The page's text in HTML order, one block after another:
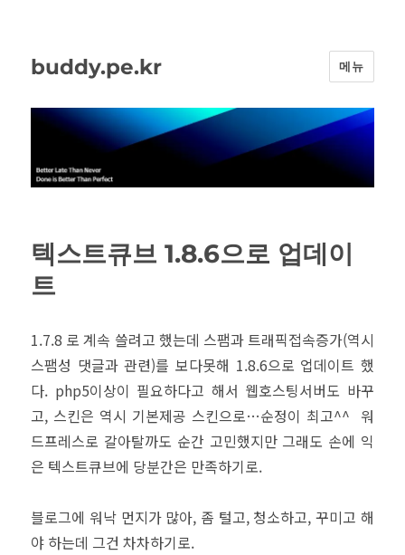
buddy.pe.kr 메뉴
텍스트큐브 1.8.6으로 업데이
트
1.7.8 로 계속 쓸려고 했는데 스팸과 트래픽접속증가(역시
스팸성 댓글과 관련)를 보다못해 1.8.6으로 업데이트 했
다. php5이상이 필요하다고 해서 웹호스팅서버도 바꾸
고, 스킨은 역시 기본제공 스킨으로…순정이 최고^^ 워
드프레스로 갈아탈까도 순간 고민했지만 그래도 손에 익
은 텍스트큐브에 당분간은 만족하기로.
블로그에 워낙 먼지가 많아, 좀 털고, 청소하고, 꾸미고 해
야 하는데 그건 차차하기로.